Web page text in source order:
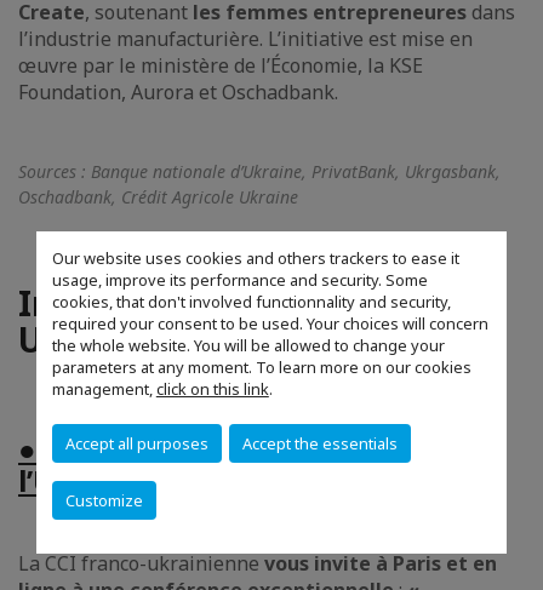
Our website uses cookies and others trackers to ease it
usage, improve its performance and security. Some
cookies, that don't involved functionnality and security,
required your consent to be used. Your choices will concern
the whole website. You will be allowed to change your
parameters at any moment. To learn more on our cookies
management,click on this link.
Accept all purposes Accept the essentials
Customize
Create, soutenant les femmes entrepreneuresdans
l’industrie manufacturière. L’initiative est mise en
œuvre par le ministère de l’Économie, la KSE
Foundation, Aurora et Oschadbank.
Sources : Banque nationale d’Ukraine, PrivatBank, Ukrgasbank,
Oschadbank, Crédit Agricole Ukraine
Initiative de CCI France
Ukraine
● Conférence « Reconstruire
l’Ukraine concrètement » à Paris
La CCI franco-ukrainienne vous invite à Paris et en